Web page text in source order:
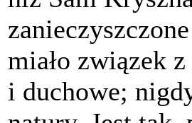
miało związek
i duchowe;